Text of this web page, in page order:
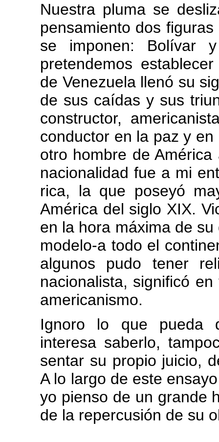
Nuestra pluma se
pensamiento dos
se imponen: Bolívar
pretendemos
de Venezuela llenó su
de sus caídas y sus
constructor,
conductor en la paz y
otro hombre de
nacionalidad fue a mi
rica, la que poseyó
América del siglo XIX.
en la hora máxima de
modelo-a todo el
algunos pudo tener
nacionalista, significó
americanismo.
Ignoro lo que pueda
interesa saberlo,
sentar su propio juicio,
A lo largo de este
yo pienso de un grande
de la repercusión de su